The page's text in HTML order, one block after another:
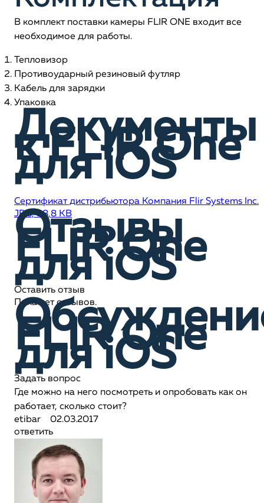
В комплект поставки камеры FLIR ONE входит все
необходимое для работы.
Тепловизор
Противоударный резиновый футляр
Кабель для зарядки
Упаковка
Документы
к FLIR One
для iOS
Сертификат дистрибьютора Компания Flir Systems Inc.
JPG, 98,8 KB
Отзывы
FLIR One
для iOS
Оставить отзыв
Пока нет отзывов.
FLIR One
для iOS
Задать вопрос
Где можно на него посмотреть и опробовать как он
работает, сколько стоит?
etibar 02.03.2017
ответить